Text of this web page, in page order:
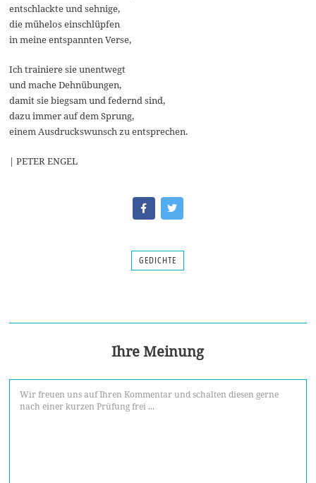
entschlackte und sehnige,
die mühelos einschlüpfen
in meine entspannten Verse,
Ich trainiere sie unentwegt
und mache Dehnübungen,
damit sie biegsam und federnd sind,
dazu immer auf dem Sprung,
einem Ausdruckswunsch zu entsprechen.
| PETER ENGEL
GEDICHTE
Ihre Meinung